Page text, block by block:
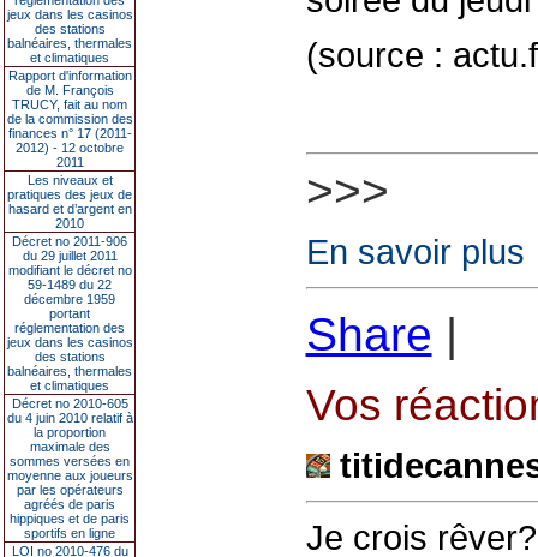
jeux dans les casinos
des stations
balnéaires, thermales
et climatiques
Rapport d'information
de M. François
TRUCY, fait au nom
de la commission des
finances n° 17 (2011-
2012) - 12 octobre
2011
Les niveaux et
pratiques des jeux de
hasard et d’argent en
2010
Décret no 2011-906
du 29 juillet 2011
modifiant le décret no
59-1489 du 22
décembre 1959
portant
réglementation des
jeux dans les casinos
des stations
balnéaires, thermales
et climatiques
Décret no 2010-605
du 4 juin 2010 relatif à
la proportion
maximale des
sommes versées en
moyenne aux joueurs
par les opérateurs
agréés de paris
hippiques et de paris
sportifs en ligne
LOI no 2010-476 du
(source :
>>>
En savoir plus
Share |
Vos
Je crois